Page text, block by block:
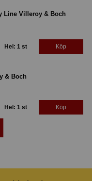
Line Villeroy & Boch
Hel: 1 st Köp
& Boch
Hel: 1 st Köp